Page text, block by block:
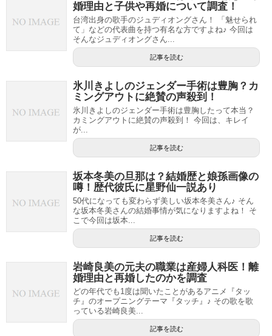
婚理由と子供や再婚について調査！
台湾出身の歌手のジュディオングさん！ 「魅せられ
て」などの代表曲を持つ有名な方ですよね♪ 今回は
そんなジュディオングさん...
記事を読む
氷川きよしのジェンダー手術は豊胸？カ
ミングアウトに絶賛の声殺到！
氷川きよしのジェンダー手術は豊胸したって本当？
カミングアウトに絶賛の声殺到！ 今回は、キレイ
が...
記事を読む
坂本冬美の旦那は？結婚歴と娘孫画像の
噂！歴代彼氏に星野仙一説あり
50代になっても変わらず美しい坂本冬美さん♪ そん
な坂本冬美さんの結婚事情が気になりますよね！ そ
こで今回は坂本...
記事を読む
岩崎良美の元夫の職業は産婦人科医！離
婚理由と再婚したのかを調査
どの年代でも1度は聞いたことがあるアニメ『タッ
チ』のオープニングテーマ『タッチ』♪ その歌を歌
っている岩崎良美...
記事を読む